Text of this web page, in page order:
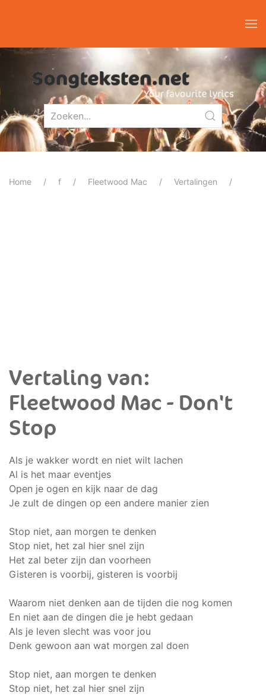
Home f Fleetwood Mac Vertalingen
Vertaling van:
Fleetwood Mac - Don't
Stop
Als je wakker wordt en niet wilt lachen
Al is het maar eventjes
Open je ogen en kijk naar de dag
Je zult de dingen op een andere manier zien
Stop niet, aan morgen te denken
Stop niet, het zal hier snel zijn
Het zal beter zijn dan voorheen
Gisteren is voorbij, gisteren is voorbij
Waarom niet denken aan de tijden die nog komen
En niet aan de dingen die je hebt gedaan
Als je leven slecht was voor jou
Denk gewoon aan wat morgen zal doen
Stop niet, aan morgen te denken
Stop niet, het zal hier snel zijn